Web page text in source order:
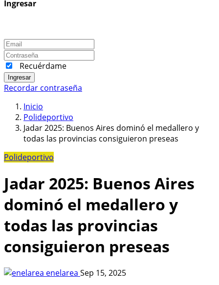
Ingresar
Recuérdame
Ingresar
Recordar contraseña
Inicio
Polideportivo
Jadar 2025: Buenos Aires dominó el medallero y
todas las provincias consiguieron preseas
Polideportivo
Jadar 2025: Buenos Aires
dominó el medallero y
todas las provincias
consiguieron preseas
enelarea Sep 15, 2025